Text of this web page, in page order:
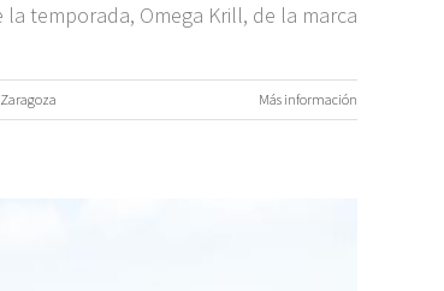
temporada, Omega Krill, de la marca
Zaragoza Más información